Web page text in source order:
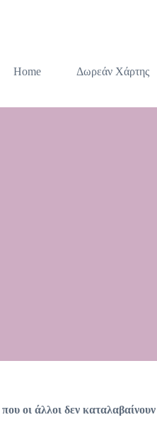
Home Δωρεάν Χάρτης
οι άλλοι δεν καταλαβαίνουν